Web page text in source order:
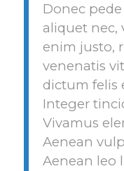
Donec
aliquet nec,
enim justo,
venenatis
dictum felis
Integer
Vivamus
Aenean
Aenean leo